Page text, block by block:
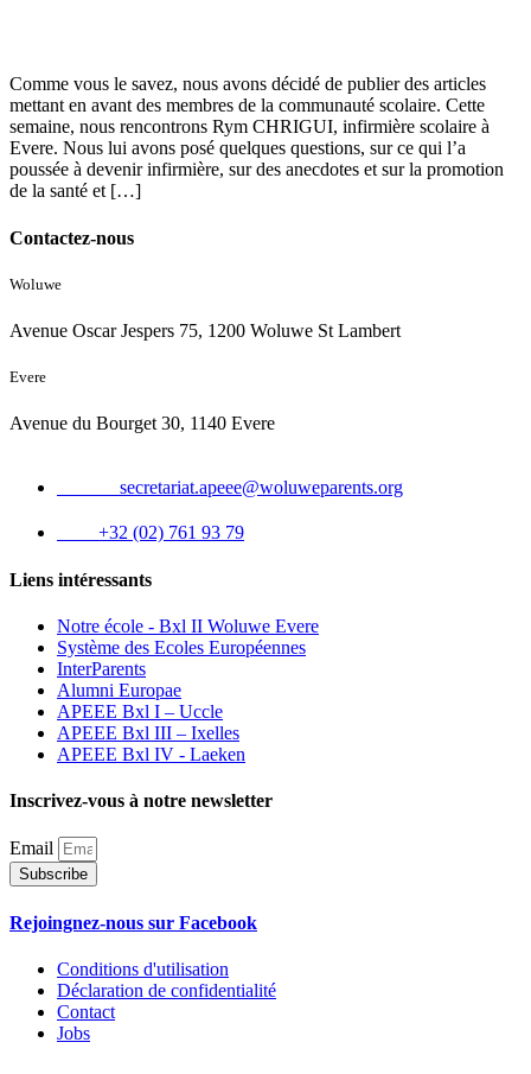
Comme vous le savez, nous avons décidé de publier des articles
mettant en avant des membres de la communauté scolaire. Cette
semaine, nous rencontrons Rym CHRIGUI, infirmière scolaire à
Evere. Nous lui avons posé quelques questions, sur ce qui l’a
poussée à devenir infirmière, sur des anecdotes et sur la promotion
de la santé et […]
Contactez-nous
Woluwe
Avenue Oscar Jespers 75, 1200 Woluwe St Lambert
Evere
Avenue du Bourget 30, 1140 Evere
secretariat.apeee@woluweparents.org
+32 (02) 761 93 79
Liens intéressants
Notre école - Bxl II Woluwe Evere
Système des Ecoles Européennes
InterParents
Alumni Europae
APEEE Bxl I – Uccle
APEEE Bxl III – Ixelles
APEEE Bxl IV - Laeken
Inscrivez-vous à notre newsletter
Email
Subscribe
Rejoingnez-nous sur Facebook
Conditions d'utilisation
Déclaration de confidentialité
Contact
Jobs